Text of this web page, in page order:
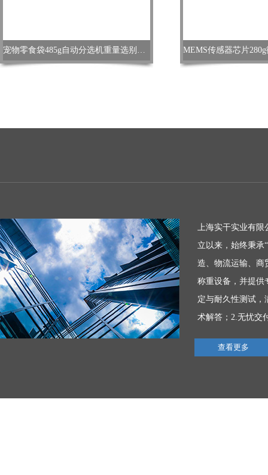
宠物零食袋485g自动分选机重量选别机价格
上海实干实业有限
立以来，始终秉承
造、物流运输、商
称重设备，并提供
定与耐久性测试，
术解答；2.无忧交
查看更多